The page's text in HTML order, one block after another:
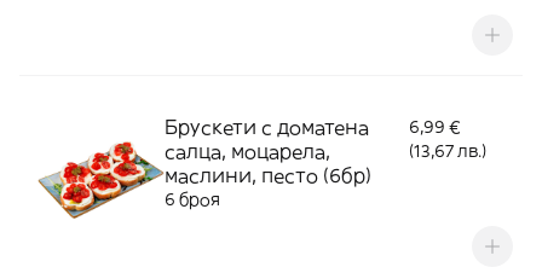
Брускети с доматена
салца, моцарела,
маслини, песто (6бр)
6,99 €
(13,67 лв.)
6 броя